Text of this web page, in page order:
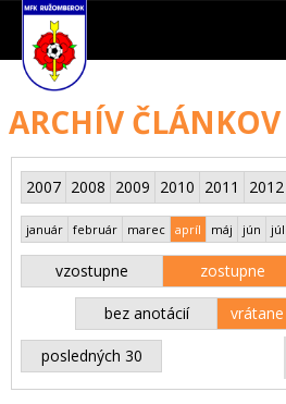
ARCHÍV ČLÁNKOV
2007 2008 2009 2010 2011 2012
január február marec apríl máj jún júl
vzostupne zostupne
bez anotácií
posledných 30